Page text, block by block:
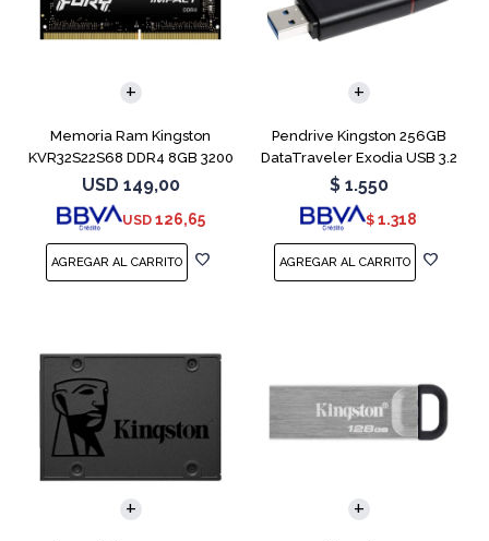
Memoria Ram Kingston
KVR32S22S68 DDR4 8GB 3200
MHz Sodimm
USD 149,00
USD 126,65
Pendrive Kingston 256GB
DataTraveler Exodia USB 3.2
$ 1.550
$ 1.318